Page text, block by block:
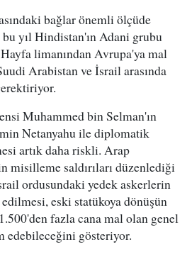
bağlar önemli ölçüde
yıl Hindistan'ın Adani grubu
Hayfa limanından Avrupa'ya mal
Arabistan ve İsrail arasında
Muhammed bin Selman'ın
Netanyahu ile diplomatik
artık daha riskli. Arap
misilleme saldırıları düzenlediği
ordusundaki yedek askerlerin
eski statükoya dönüşün
fazla cana mal olan genel
edebileceğini gösteriyor.